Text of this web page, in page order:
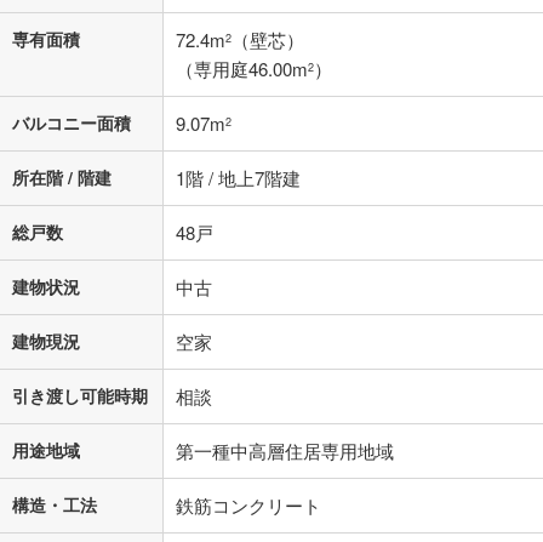
閉じる
専有面積 72.4m2
（壁芯）
（専用庭46.00m2）
バルコニー面積 9.07m2
所在階 / 階建 1階 / 地上7階建
総戸数 48戸
建物状況 中古
建物現況 空家
引き渡し可能時期 相談
用途地域 第一種中高層住居専用地域
構造・工法 鉄筋コンクリート